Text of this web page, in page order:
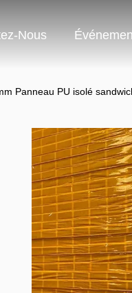
Nous
Panneau PU isolé